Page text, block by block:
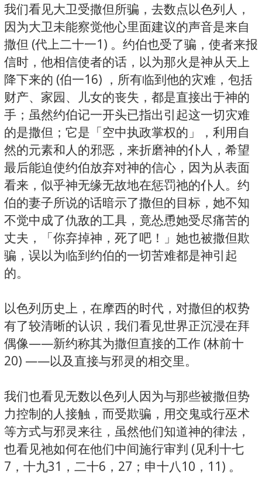
我们看见大卫受撒但所骗，去数点以色列人，
因为大卫未能察觉他心里面建议的声音是来自
撒但 (代上二十一1) 。约伯也受了骗，使者来报
信时，他相信使者的话，以为那火是神从天上
降下来的 (伯一16) ，所有临到他的灾难，包括
财产、家园、儿女的丧失，都是直接出于神的
手；虽然约伯记一开头已指出引起这一切灾难
的是撒但；它是「空中执政掌权的」，利用自
然的元素和人的邪恶，来折磨神的仆人，希望
最后能迫使约伯放弃对神的信心，因为从表面
看来，似乎神无缘无故地在惩罚祂的仆人。约
伯的妻子所说的话暗示了撒但的目标，她不知
不觉中成了仇敌的工具，竟怂恿她受尽痛苦的
丈夫，「你弃掉神，死了吧！」她也被撒但欺
骗，误以为临到约伯的一切苦难都是神引起
的。
以色列历史上，在摩西的时代，对撒但的权势
有了较清晰的认识，我们看见世界正沉浸在拜
偶像——新约称其为撒但直接的工作 (林前十
20) ——以及直接与邪灵的相交里。
我们也看见无数以色列人因为与那些被撒但势
力控制的人接触，而受欺骗，用交鬼或行巫术
等方式与邪灵来往，虽然他们知道神的律法，
也看见祂如何在他们中间施行审判 (见利十七
7，十九31，二十6，27；申十八10，11) 。